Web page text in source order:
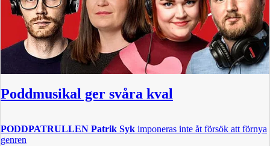
Poddmusikal ger svåra kval
PODDPATRULLEN Patrik Syk imponeras inte åt försök att förnya
genren